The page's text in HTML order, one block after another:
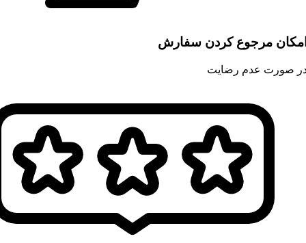
مرجوع کردن سفارش
صورت عدم رضایت